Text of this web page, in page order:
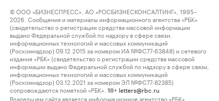
© ООО «БИЗНЕСПРЕСС», АО «РОСБИЗНЕСКОНСАЛТИНГ», 1995–
2026. Сообщения и материалы информационного агентства «РБК»
(свидетельство о регистрации средства массовой информации
выдано Федеральной службой по надзору в сфере связи,
информационных технологий и массовых коммуникаций
(Роскомнадзор) 09.12.2015 за номером ИА №ФС77-63848) и сетевого
издания «РБК» (свидетельство о регистрации средства массовой
информации выдано Федеральной службой по надзору в сфере связи,
информационных технологий и массовых коммуникаций
(Роскомнадзор) 03.12.2021 за номером ЭЛ №ФС77-82385)
сопровождаются пометкой «РБК».
18+ letters@rbc.ru
Владельцем сайта является информационное агентство «РБК».